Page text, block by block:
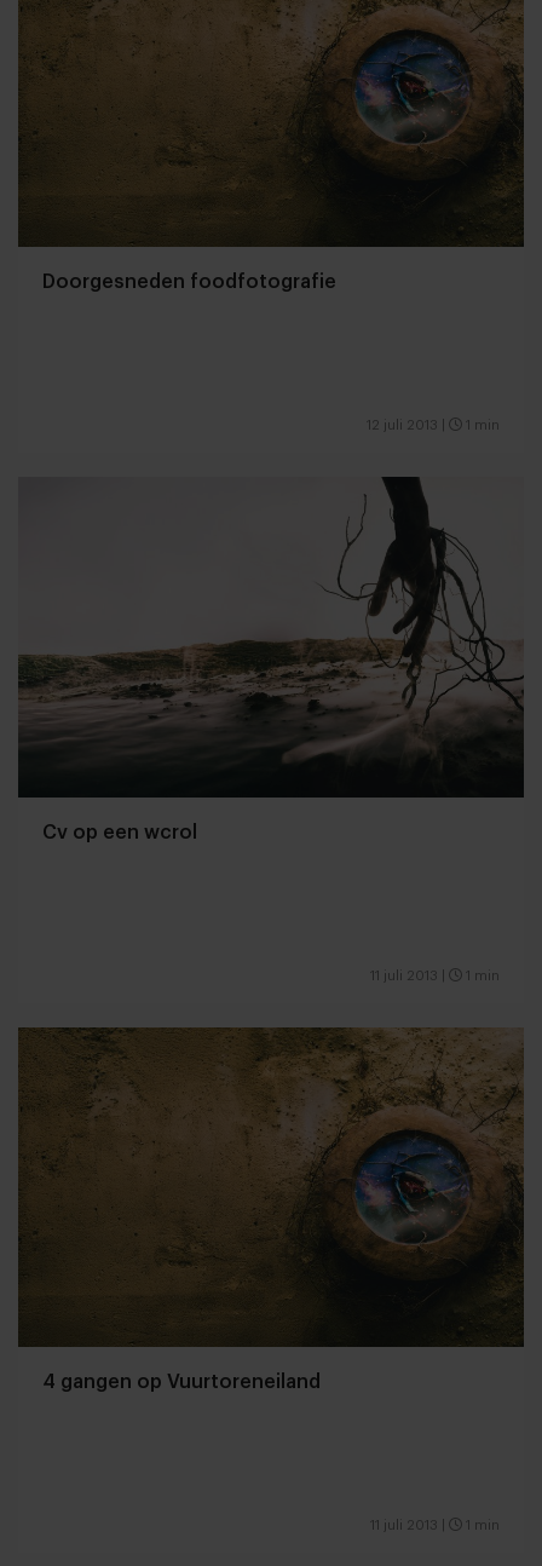
Doorgesneden foodfotografie
12 juli 2013 1 min
Cv op een wcrol
11 juli 2013 1 min
4 gangen op Vuurtoreneiland
11 juli 2013 1 min